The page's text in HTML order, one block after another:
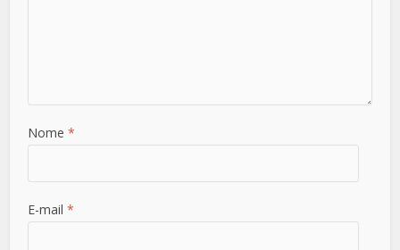
Nome*
E-mail*